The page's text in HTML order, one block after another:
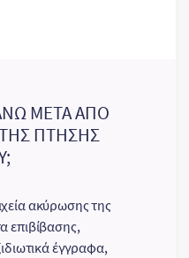
ΜΕΤΑ ΑΠΟ
ΠΤΗΣΗΣ
ακύρωσης της
επιβίβασης,
έγγραφα,